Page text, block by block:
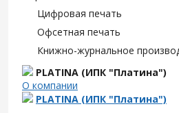
Цифровая печать
Офсетная печать
Книжно-журнальное
PLATINA (ИПК "Платина")
О компании
PLATINA (ИПК "Платина")